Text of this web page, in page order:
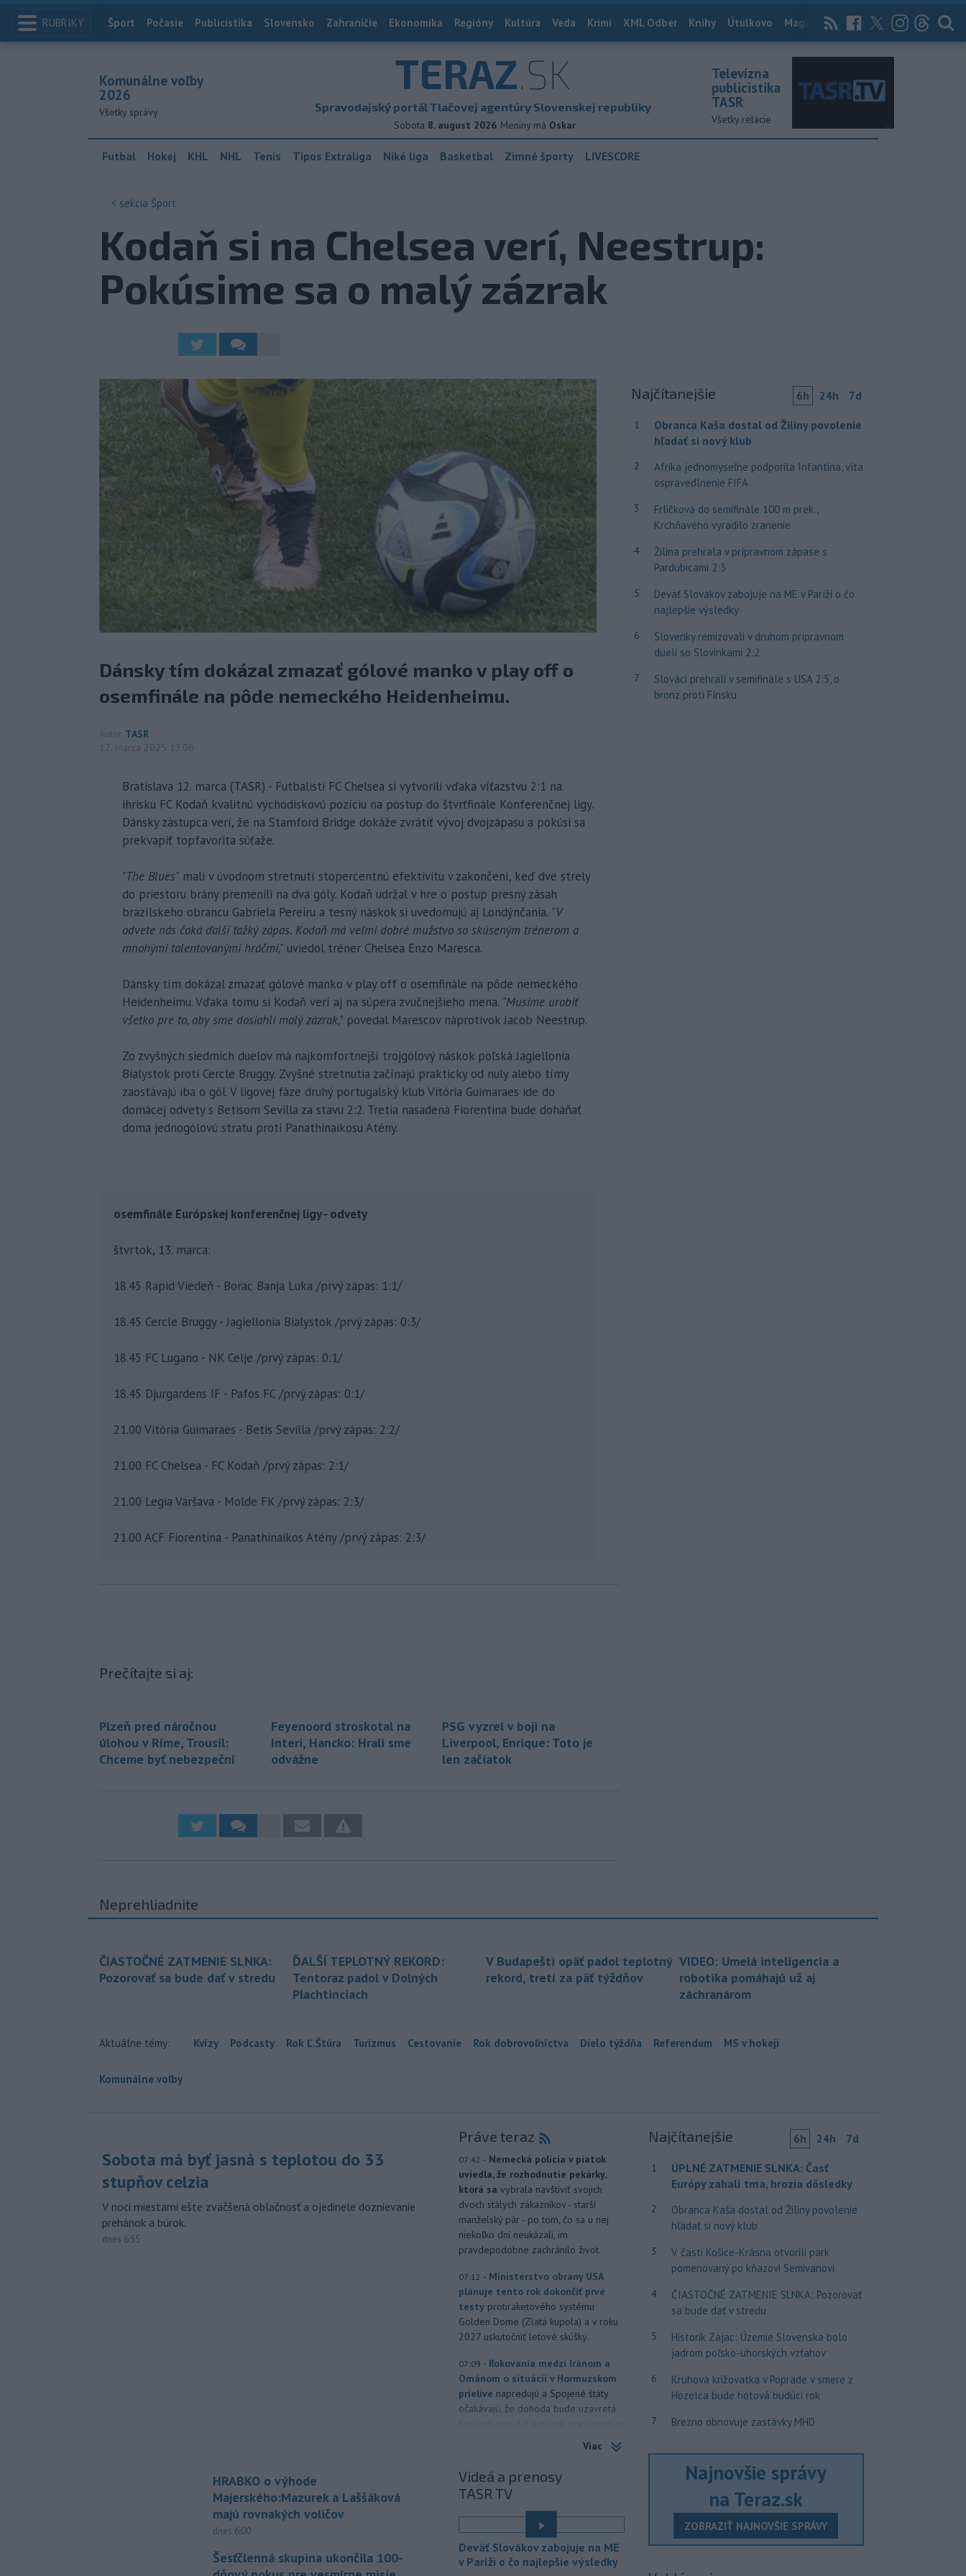
RUBRIKY Index
Šport Počasie Publicistika Slovensko Zahraničie Ekonomika Regióny Kultúra Veda Krimi XML Odber Knihy Útulkovo Magazín News Now Archív
TERAZ.SK
Spravodajský portál Tlačovej agentúry Slovenskej republiky
Sobota 8. august 2026 Meniny má Oskar
Komunálne voľby
2026
Všetky správy
Televízna
publicistika
TASR
Všetky relácie
Futbal Hokej KHL NHL Tenis Tipos Extraliga Niké liga Basketbal Zimné športy LIVESCORE
< sekcia Šport
Kodaň si na Chelsea verí, Neestrup:
Pokúsime sa o malý zázrak
Dánsky tím dokázal zmazať gólové manko v play off o
osemfinále na pôde nemeckého Heidenheimu.
Autor TASR
12. marca 2025 13:06
Bratislava 12. marca (TASR) - Futbalisti FC Chelsea si vytvorili vďaka víťazstvu 2:1 na
ihrisku FC Kodaň kvalitnú východiskovú pozíciu na postup do štvrťfinále Konferenčnej ligy.
Dánsky zástupca verí, že na Stamford Bridge dokáže zvrátiť vývoj dvojzápasu a pokúsi sa
prekvapiť topfavorita súťaže.
"The Blues" mali v úvodnom stretnutí stopercentnú efektivitu v zakončení, keď dve strely
do priestoru brány premenili na dva góly. Kodaň udržal v hre o postup presný zásah
brazílskeho obrancu Gabriela Pereiru a tesný náskok si uvedomujú aj Londýnčania. "V
odvete nás čaká ďalší ťažký zápas. Kodaň má veľmi dobré mužstvo so skúseným trénerom a
mnohými talentovanými hráčmi," uviedol tréner Chelsea Enzo Maresca.
Dánsky tím dokázal zmazať gólové manko v play off o osemfinále na pôde nemeckého
Heidenheimu. Vďaka tomu si Kodaň verí aj na súpera zvučnejšieho mena. "Musíme urobiť
všetko pre to, aby sme dosiahli malý zázrak," povedal Marescov náprotivok Jacob Neestrup.
Zo zvyšných siedmich duelov má najkomfortnejší trojgólový náskok poľská Jagiellonia
Bialystok proti Cercle Bruggy. Zvyšné stretnutia začínajú prakticky od nuly alebo tímy
zaostávajú iba o gól. V ligovej fáze druhý portugalský klub Vitória Guimaraes ide do
domácej odvety s Betisom Sevilla za stavu 2:2. Tretia nasadená Fiorentina bude doháňať
doma jednogólovú stratu proti Panathinaikosu Atény.
osemfinále Európskej konferenčnej ligy - odvety
štvrtok, 13. marca:
18.45 Rapid Viedeň - Borac Banja Luka /prvý zápas: 1:1/
18.45 Cercle Bruggy - Jagiellonia Bialystok /prvý zápas: 0:3/
18.45 FC Lugano - NK Celje /prvý zápas: 0:1/
18.45 Djurgardens IF - Pafos FC /prvý zápas: 0:1/
21.00 Vitória Guimaraes - Betis Sevilla /prvý zápas: 2:2/
21.00 FC Chelsea - FC Kodaň /prvý zápas: 2:1/
21.00 Legia Varšava - Molde FK /prvý zápas: 2:3/
21.00 ACF Fiorentina - Panathinaikos Atény /prvý zápas: 2:3/
Prečítajte si aj:
Plzeň pred náročnou
úlohou v Ríme, Trousil:
Chceme byť nebezpeční
Feyenoord stroskotal na
Interi, Hancko: Hrali sme
odvážne
PSG vyzrel v boji na
Liverpool, Enrique: Toto je
len začiatok
Najčítanejšie 6h 24h 7d
1
Obranca Kaša dostal od Žiliny povolenie
hľadať si nový klub
2
Afrika jednomyseľne podporila Infantina, víta
ospravedlnenie FIFA
3
Frličková do semifinále 100 m prek.,
Krchňavého vyradilo zranenie
4
Žilina prehrala v prípravnom zápase s
Pardubicami 2:3
5
Deväť Slovákov zabojuje na ME v Paríži o čo
najlepšie výsledky
6
Slovenky remizovali v druhom prípravnom
dueli so Slovinkami 2:2
7
Slováci prehrali v semifinále s USA 2:5, o
bronz proti Fínsku
Neprehliadnite
ČIASTOČNÉ ZATMENIE SLNKA:
Pozorovať sa bude dať v stredu
ĎALŠÍ TEPLOTNÝ REKORD:
Tentoraz padol v Dolných
Plachtinciach
V Budapešti opäť padol teplotný
rekord, tretí za päť týždňov
VIDEO: Umelá inteligencia a
robotika pomáhajú už aj
záchranárom
Aktuálne témy: Kvízy Podcasty Rok Ľ.Štúra Turizmus Cestovanie Rok dobrovoľníctva Dielo týždňa Referendum MS v hokeji
Komunálne voľby
Sobota má byť jasná s teplotou do 33
stupňov celzia
V noci miestami ešte zväčšená oblačnosť a ojedinele doznievanie
prehánok a búrok.
dnes 6:55
HRABKO o výhode
Majerského:Mazurek a Laššáková
majú rovnakých voličov
dnes 6:00
Šesťčlenná skupina ukončila 100-
Práve teraz
07:42 - Nemecká polícia v piatok
uviedla, že rozhodnutie pekárky,
ktorá sa vybrala navštíviť svojich
dvoch stálych zákazníkov - starší
manželský pár - po tom, čo sa u nej
niekoľko dní neukázali, im
pravdepodobne zachránilo život.
07:12 - Ministerstvo obrany USA
plánuje tento rok dokončiť prvé
testy protiraketového systému
Golden Dome (Zlatá kupola) a v roku
2027 uskutočniť letové skúšky.
07:09 - Rokovania medzi Iránom a
Ománom o situácii v Hormuzskom
prielive napredujú a Spojené štáty
očakávajú, že dohoda bude uzavretá
07:01 - Úrady vo východnej Číne v
sobotu zatvorili školy a mnohé
lokality v reakcii na tajfún
Dolphin, ktorý sa blíži k pevnine. TASR
o tom informuje na základe správy
agentúry AP.
Viac
Videá a prenosy
TASR TV
Deväť Slovákov zabojuje na ME
v Paríži o čo najlepšie výsledky
Najčítanejšie 6h 24h 7d
1
ÚPLNÉ ZATMENIE SLNKA: Časť
Európy zahalí tma, hrozia dôsledky
2
Obranca Kaša dostal od Žiliny povolenie
hľadať si nový klub
3
V časti Košice-Krásna otvorili park
pomenovaný po kňazovi Semivanovi
4
ČIASTOČNÉ ZATMENIE SLNKA: Pozorovať
sa bude dať v stredu
5
Historik Zajac: Územie Slovenska bolo
jadrom poľsko-uhorských vzťahov
6
Kruhová križovatka v Poprade v smere z
Hozelca bude hotová budúci rok
7 Brezno obnovuje zastávky MHD
Najnovšie správy
na Teraz.sk
ZOBRAZIŤ NAJNOVŠIE SPRÁVY